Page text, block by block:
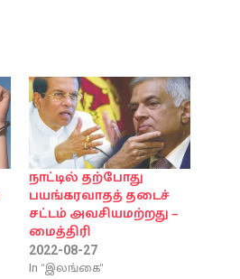
நாட்டில் தற்போது
பயங்கரவாதத் தடைச்
சட்டம் அவசியமற்றது –
மைத்திரி
2022-08-27
In "இலங்கை"